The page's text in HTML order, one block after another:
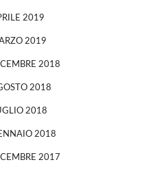
2019
2019
2018
2018
2018
2018
2017